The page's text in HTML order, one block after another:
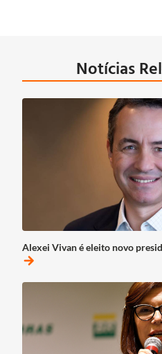
Notícias
Alexei Vivan é eleito novo
arrow_forward